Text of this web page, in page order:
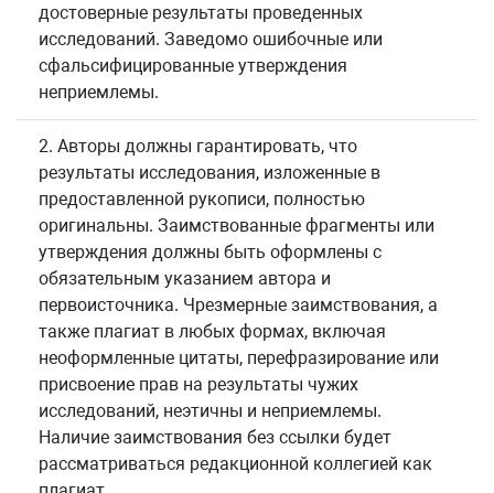
достоверные результаты проведенных
исследований. Заведомо ошибочные или
сфальсифицированные утверждения
неприемлемы.
2. Авторы должны гарантировать, что
результаты исследования, изложенные в
предоставленной рукописи, полностью
оригинальны. Заимствованные фрагменты или
утверждения должны быть оформлены с
обязательным указанием автора и
первоисточника. Чрезмерные заимствования, а
также плагиат в любых формах, включая
неоформленные цитаты, перефразирование или
присвоение прав на результаты чужих
исследований, неэтичны и неприемлемы.
Наличие заимствования без ссылки будет
рассматриваться редакционной коллегией как